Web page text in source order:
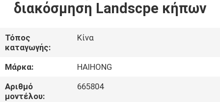
ΣΧΕΤΙΚΆ
ΜΕ
ΕΜΆΣ
διακόσμηση Landscpe κήπων
Τόπος
καταγωγής:
Κίνα
Μάρκα:
HAIHONG
Αριθμό
μοντέλου:
665804